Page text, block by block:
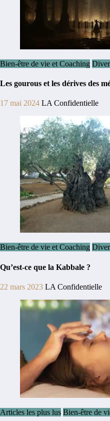
Bien-être de vie et Coaching
Les gourous et les dérives des
17 mai 2024 LA Confidentielle
Bien-être de vie et Coaching
Qu’est-ce que la Kabbale ?
22 mars 2023 LA Confidentielle
Articles les plus lus Bien-être de